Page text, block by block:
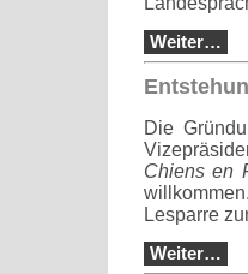
Weiter…
Die
Chiens en
Lesparre
Weiter…